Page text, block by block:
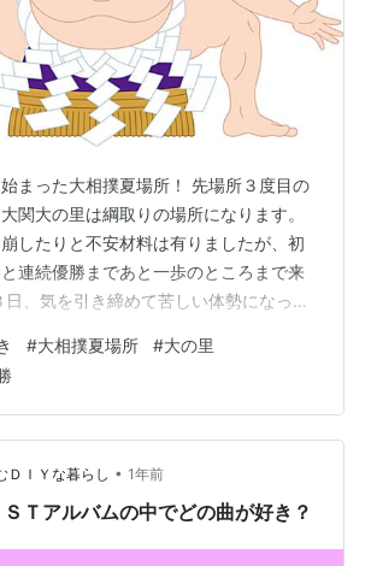
まった大相撲夏場所！ 先場所３度目の
関大の里は綱取りの場所になります。
したりと不安材料は有りましたが、初
連続優勝まであと一歩のところまで来
日、気を引き締めて苦しい体勢になって
振り返る ここからは先場所の大の里を
。 大相撲春場所は高安との優勝決定戦
里が３度目の優勝を飾りました。 １２
勝とは言えないと厳しい師匠の言葉も
里にとっては課題が残る場所になった
きを封印が課題 解説…
#大相撲夏場所 #大の里
ＤＩＹな暮らし • 1年前
Ｔアルバムの中でどの曲が好き？